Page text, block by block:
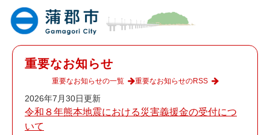
重要なお知らせ
2026年7月30日更新
令和８年熊本地震における災害義援金の受付につ
いて
重要なお知らせの一覧 重要なお知らせのRSS